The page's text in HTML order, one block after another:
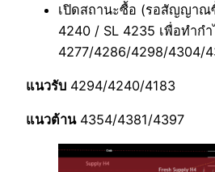
เปิดสถานะซื้อ (รอสัญญาณ
4240 / SL 4235 เพื่อทำกำ
4277/4286/4298/4304/
แนวรับ 4294/4240/4183
แนวต้าน4354/4381/4397